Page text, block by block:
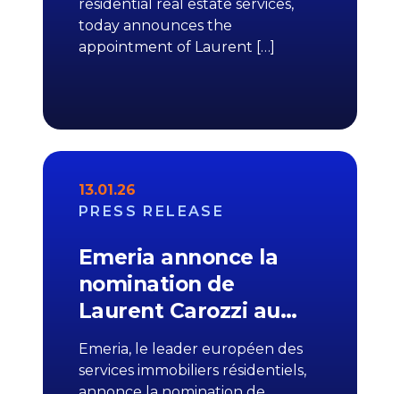
residential real estate services,
today announces the
appointment of Laurent […]
13.01.26
PRESS RELEASE
Emeria annonce la
nomination de
Laurent Carozzi au…
Emeria, le leader européen des
services immobiliers résidentiels,